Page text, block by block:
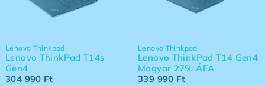
Lenovo Thinkpad
Lenovo ThinkPad T14s
Gen4
304 990 Ft
Lenovo Thinkpad
Lenovo ThinkPad T14 Gen4
Magyar 27% ÁFA
339 990 Ft